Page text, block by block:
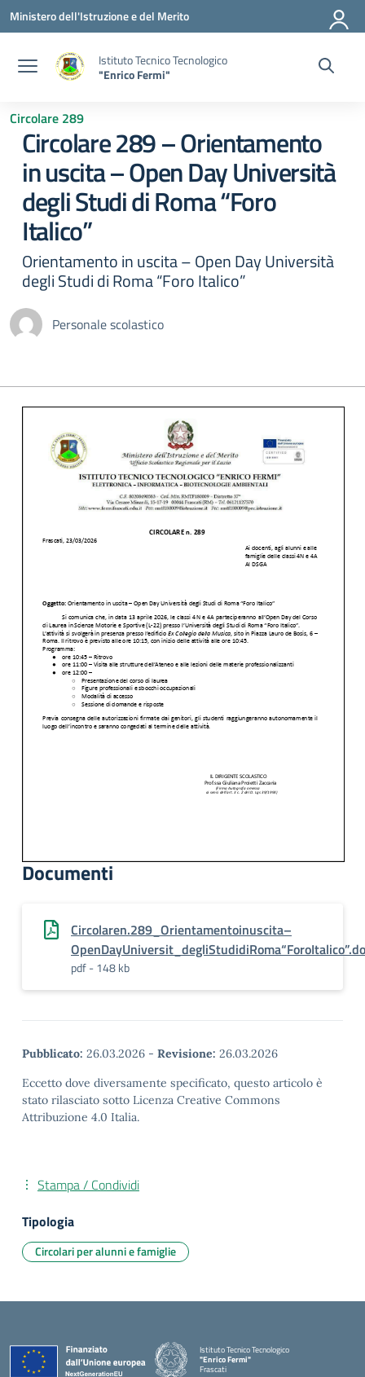
Vai ai contenuti
Vai al menu di navigazione
Vai al footer
Ministero dell'Istruzione e del Merito
Istituto Tecnico Tecnologico
"Enrico Fermi"
Circolare 289
Circolare 289 – Orientamento
in uscita – Open Day Università
degli Studi di Roma “Foro
Italico”
Orientamento in uscita – Open Day Università
degli Studi di Roma “Foro Italico”
Personale scolastico
Documenti
Circolaren.289_Orientamentoinuscita–
pdf - 148 kb
Pubblicato: 26.03.2026 - Revisione: 26.03.2026
Eccetto dove diversamente specificato, questo articolo è
stato rilasciato sotto Licenza Creative Commons
Attribuzione 4.0 Italia.
Stampa / Condividi
Tipologia
Circolari per alunni e famiglie
Istituto Tecnico Tecnologico
"Enrico Fermi"
Frascati